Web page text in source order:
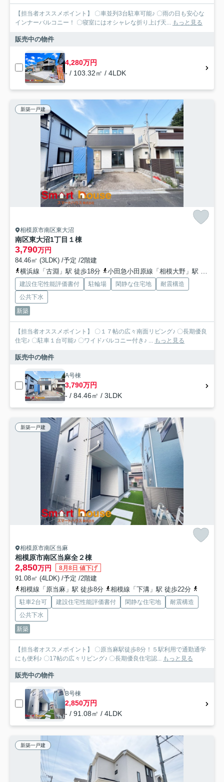
【担当者オススメポイント】 〇車並列3台駐車可能♪ 〇雨の日も安心な
インナーバルコニー！ 〇寝室にはオシャレな折り上げ天...
もっと見る
販売中の物件
4,280万円
- / 103.32㎡ / 4LDK
新築一戸建
相模原市南区東大沼
南区東大沼1丁目１棟
3,790万円
84.46㎡ (3LDK) /予定 /2階建
横浜線「古淵」駅 徒歩18分
小田急小田原線「相模大野」駅 バス13分 神奈川中央交通「大野小学校入口」 停歩10分
建設住宅性能評価書付 駐輪場 閑静な住宅地
耐震構造
公共下水
新築
【担当者オススメポイント】 〇１７帖の広々南面リビング♪ 〇長期優良
住宅♪ 〇駐車１台可能♪ 〇ワイドバルコニー付き♪ ...
もっと見る
販売中の物件
A号棟
3,790万円
- / 84.46㎡ / 3LDK
新築一戸建
相模原市南区当麻
相模原市南区当麻全２棟
2,850万円 8月8日 値下げ
91.08㎡ (4LDK) /予定 /2階建
相模線「原当麻」駅 徒歩8分
相模線「下溝」駅 徒歩22分
駐車2台可 建設住宅性能評価書付 閑静な住宅地
耐震構造
公共下水
新築
【担当者オススメポイント】 〇原当麻駅徒歩8分！５駅利用で通勤通学
にも便利♪ 〇17帖の広々リビング♪ 〇長期優良住宅認...
もっと見る
販売中の物件
B号棟
2,850万円
- / 91.08㎡ / 4LDK
新築一戸建